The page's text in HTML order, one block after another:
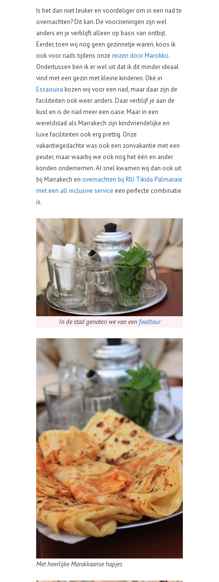
Is het dan niet leuker en voordeliger om in een riad te
overnachten? Dit kan. De voorzieningen zijn wel
anders en je verblijft alleen op basis van ontbijt.
Eerder, toen wij nog geen gezinnetje waren, koos ik
ook voor riads tijdens onze reizen door Marokko.
Ondertussen ben ik er wel uit dat ik dit minder ideaal
vind met een gezin met kleine kinderen. Oké in
Essaouira kozen wij voor een riad, maar daar zijn de
faciliteiten ook weer anders. Daar verblijf je aan de
kust en is de riad meer een oase. Maar in een
wereldstad als Marrakech zijn kindvriendelijke en
luxe faciliteiten ook erg prettig. Onze
vakantiegedachte was ook een zonvakantie met een
peuter, maar waarbij we ook nog het één en ander
konden ondernemen. Al snel kwamen wij dan ook uit
bij Marrakech en overnachten bij RIU Tikida Palmaraie
met een all inclusive service een perfecte combinatie
is.
In de stad genoten we van een foodtour
Met heerlijke Marokkaanse hapjes